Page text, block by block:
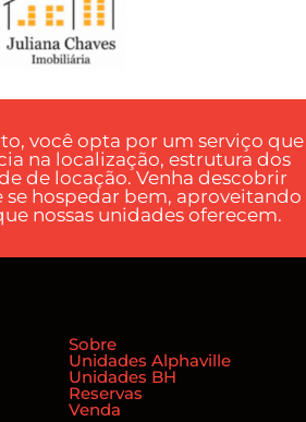
você opta por um serviço que
na localização, estrutura dos
de locação. Venha descobrir
se hospedar bem, aproveitando
nossas unidades oferecem.
Sobre
Unidades Alphaville
Unidades BH
Reservas
Venda